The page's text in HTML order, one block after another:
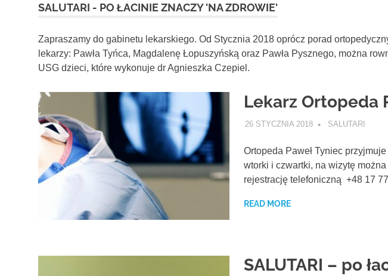
SALUTARI - PO ŁACINIE ZNACZY 'NA ZDROWIE'
Zapraszamy do gabinetu lekarskiego. Od Stycznia 2018 oprócz porad
lekarzy: Pawła Tyńca, Magdalenę Łopuszyńską oraz Pawła Pysznego, można
USG dzieci, które wykonuje dr Agnieszka Czepiel.
Lekarz Ortopeda
26 STYCZNIA 2018 SALUTARI
Ortopeda Paweł Tyniec
wtorki i czwartki, na wizytę
rejestrację telefoniczną +48 17
READ MORE
SALUTARI – po